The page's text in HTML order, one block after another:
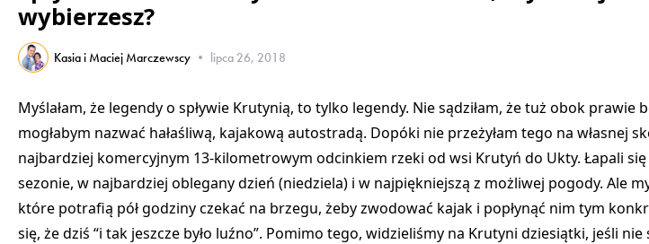
wybierzesz?
Kasia i Maciej Marczewscy • lipca 26, 2018
Myślałam, że legendy o spływie Krutynią, to tylko legendy. Nie sądziłam, że tuż obok
mogłabym nazwać hałaśliwą, kajakową autostradą. Dopóki nie przeżyłam tego na własnej
najbardziej komercyjnym 13-kilometrowym odcinkiem rzeki od wsi Krutyń do Ukty. Łapali
sezonie, w najbardziej oblegany dzień (niedziela) i w najpiękniejszą z możliwej pogody. Ale
które potrafią pół godziny czekać na brzegu, żeby zwodować kajak i popłynąć nim tym
się, że dziś “i tak jeszcze było luźno”. Pomimo tego, widzieliśmy na Krutyni dziesiątki, jeśli